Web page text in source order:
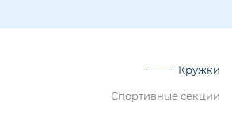
Кружки
Спортивные секции